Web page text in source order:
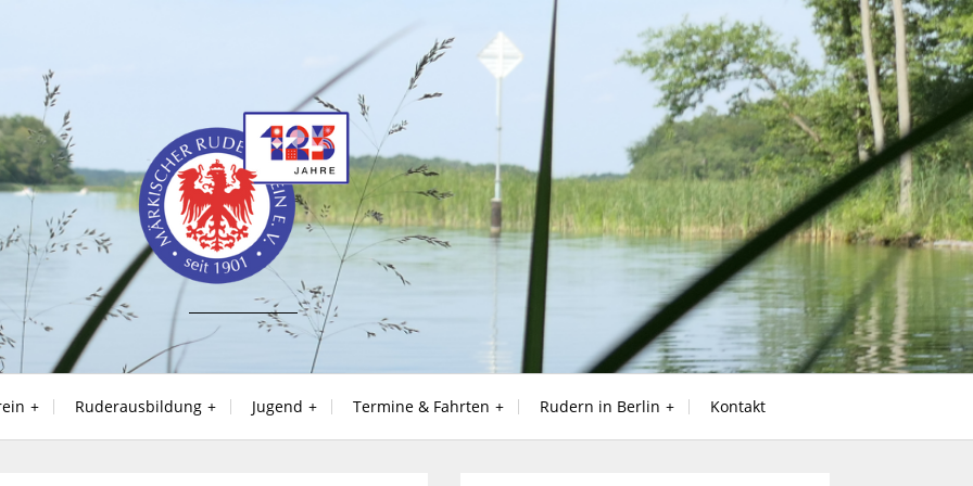
Ruderausbildung Jugend Termine & Fahrten Rudern in Berlin Kontakt